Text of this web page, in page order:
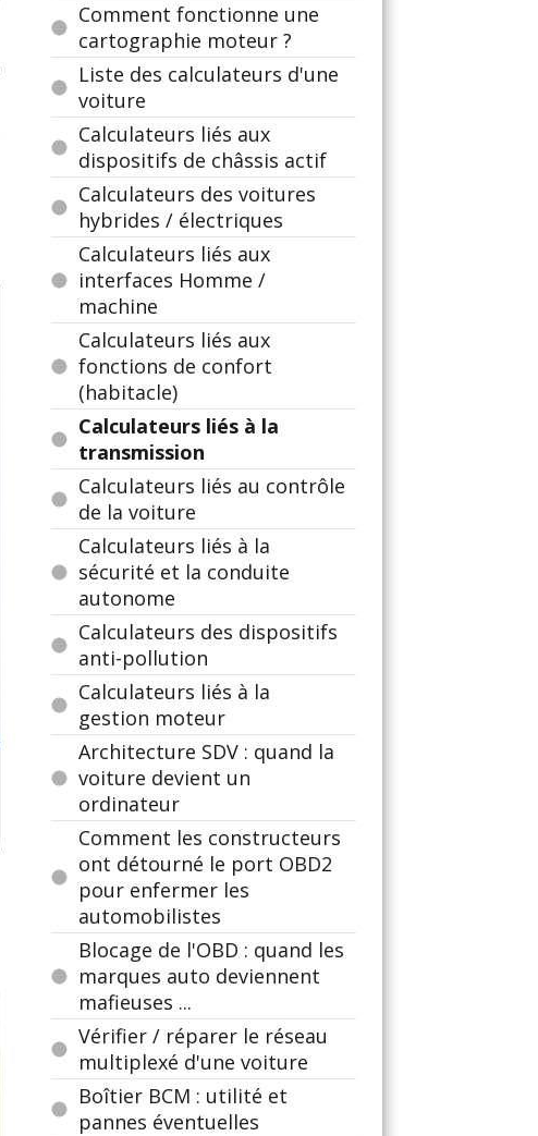
Comment fonctionne une
cartographie moteur ?
Liste des calculateurs d'une
voiture
Calculateurs liés aux
dispositifs de châssis actif
Calculateurs des voitures
hybrides / électriques
Calculateurs liés aux
interfaces Homme /
machine
Calculateurs liés aux
fonctions de confort
(habitacle)
Calculateurs liés à la
transmission
Calculateurs liés au contrôle
de la voiture
Calculateurs liés à la
sécurité et la conduite
autonome
Calculateurs des dispositifs
anti-pollution
Calculateurs liés à la
gestion moteur
Architecture SDV : quand la
voiture devient un
ordinateur
Comment les constructeurs
ont détourné le port OBD2
pour enfermer les
automobilistes
Blocage de l'OBD : quand les
marques auto deviennent
mafieuses ...
Vérifier / réparer le réseau
multiplexé d'une voiture
Boîtier BCM : utilité et
pannes éventuelles